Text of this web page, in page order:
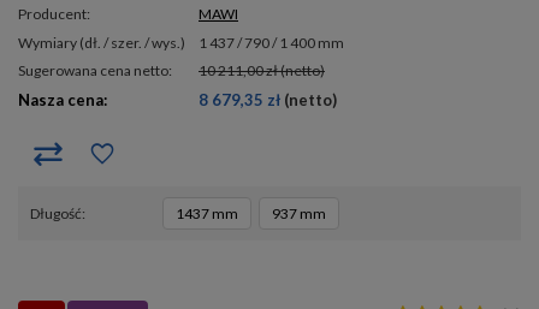
Producent:
MAWI
wymiary (dł. / szer. / wys.)
1 437 / 790 / 1 400 mm
Sugerowana cena netto:
10 211,00 zł(netto)
Nasza cena: 8 679,35 zł (netto)
długość 1437 mm 937 mm